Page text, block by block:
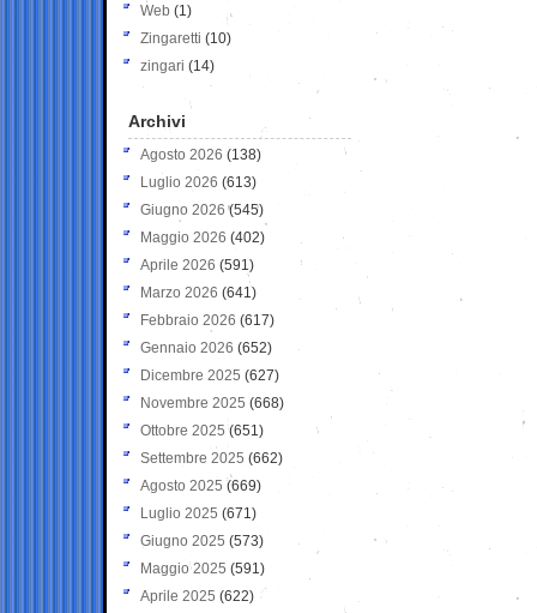
Web (1)
Zingaretti (10)
zingari (14)
Archivi
Agosto 2026 (138)
Luglio 2026 (613)
Giugno 2026 (545)
Maggio 2026 (402)
Aprile 2026 (591)
Marzo 2026 (641)
Febbraio 2026 (617)
Gennaio 2026 (652)
Dicembre 2025 (627)
Novembre 2025 (668)
Ottobre 2025 (651)
Settembre 2025 (662)
Agosto 2025 (669)
Luglio 2025 (671)
Giugno 2025 (573)
Maggio 2025 (591)
Aprile 2025 (622)